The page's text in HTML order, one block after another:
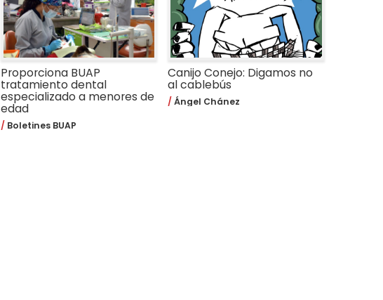
Proporciona BUAP
tratamiento dental
especializado a menores de
edad
Boletines BUAP
Canijo Conejo: Digamos no
al cablebús
Ángel Chánez